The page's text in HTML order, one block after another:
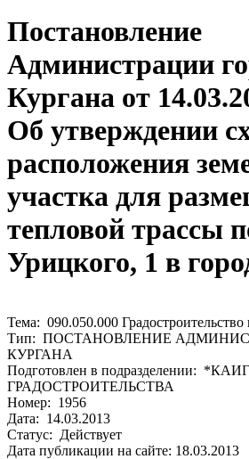
Постановление
Администрации
Кургана от
Об утверждении
расположения
участка для
тепловой трассы
Урицкого, 1 в
Тема: 090.050.000 Градостроительство
Тип: ПОСТАНОВЛЕНИЕ
КУРГАНА
Подготовлен в подразделении:
ГРАДОСТРОИТЕЛЬСТВА
Номер: 1956
Дата: 14.03.2013
Статус: Действует
Дата публикации на сайте: 18.03.2013